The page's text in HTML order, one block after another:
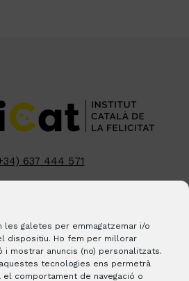
les galetes per emmagatzemar i/o
dispositiu. Ho fem per millorar
i mostrar anuncis (no) personalitzats.
tecnologies ens permetrà
comportament de navegació o
637 444 571
LinkedInYouTube Pinterest
CONTACTE ON ESTEM?